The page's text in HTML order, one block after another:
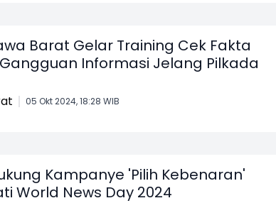
Barat Gelar Training Cek Fakta
Informasi Jelang Pilkada
05 Okt 2024, 18:28 WIB
Kampanye 'Pilih Kebenaran'
World News Day 2024